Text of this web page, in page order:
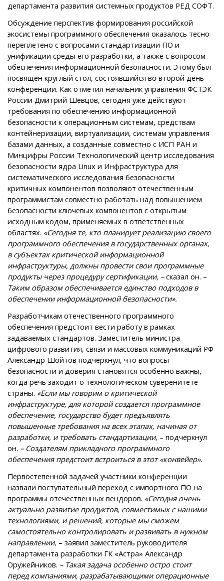
департамента развития системных продуктов РЕД СОФТ.
Обсуждение перспектив формирования российской
экосистемы программного обеспечения оказалось тесно
переплетено с вопросами стандартизации ПО и
унификации среды его разработки, а также с вопросом
обеспечения информационной безопасности. Этому был
посвящен круглый стол, состоявшийся во второй день
конференции. Как отметил начальник управления ФСТЭК
России Дмитрий Шевцов, сегодня уже действуют
требования по обеспечению информационной
безопасности к операционным системам, средствам
контейнеризации, виртуализации, системам управления
базами данных, а созданные совместно с ИСП РАН и
Минцифры России Технологический центр исследования
безопасности ядра Linux и Инфраструктура для
систематического исследования безопасности
критичных компонентов позволяют отечественным
программистам совместно работать над повышением
безопасности ключевых компонентов с открытым
исходным кодом, применяемых в ответственных
областях. «Сегодня те, кто планирует реализацию своего
программного обеспечения в государственных органах,
в субъектах критической информационной
инфраструктуры, должны провести свои программные
продукты через процедуру сертификации, –сказал он. –
Таким образом обеспечивается единство подходов в
обеспечении информационной безопасности».
Разработчикам отечественного программного
обеспечения предстоит вести работу в рамках
задаваемых стандартов. Заместитель министра
цифрового развития, связи и массовых коммуникаций РФ
Александр Шойтов подчеркнул, что вопросы
безопасности и доверия становятся особенно важны,
когда речь заходит о технологическом суверенитете
страны. «Если мы говорим о критической
инфраструктуре, для которой создается программное
обеспечение, государство будет предъявлять
повышенные требования на всех этапах, начиная от
разработки, и требовать стандартизации, – подчеркнул
он. – Создателям прикладного программного
обеспечения предстоит встроиться в этот «конвейер».
Первостепенной задачей участники конференции
назвали поступательный переход с импортного ПО на
программы отечественных вендоров. «Сегодня очень
актуально развитие продуктов, совместимых с нашими
технологиями, и решений, которые мы сможем
самостоятельно контролировать и развивать в нужном
направлении, – заявил заместитель руководителя
департамента разработки ГК «Астра» Александр
Оружейников. – Такая задача особенно остро стоит
перед компаниями, разрабатывающими операционные